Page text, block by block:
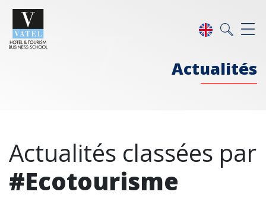
Actualités
Actualités classées par
#Ecotourisme